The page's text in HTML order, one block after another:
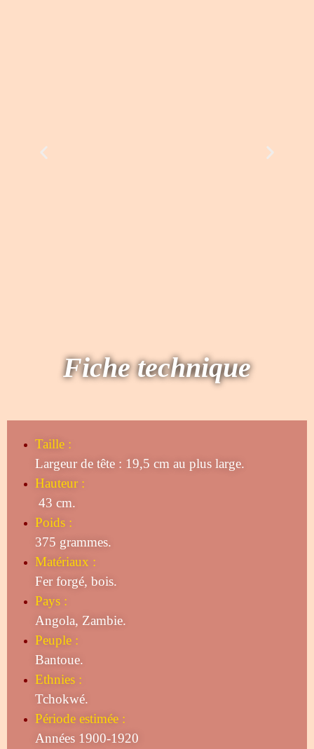
Fiche technique
Taille :
Largeur de tête : 19,5 cm au plus large.
Hauteur :
43 cm.
Poids :
375 grammes.
Matériaux :
Fer forgé, bois.
Pays :
Angola, Zambie.
Peuple :
Bantoue.
Ethnies :
Tchokwé.
Période estimée :
Années 1900-1920